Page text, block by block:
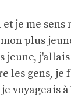
je me
plus
les gens, je
voyageais